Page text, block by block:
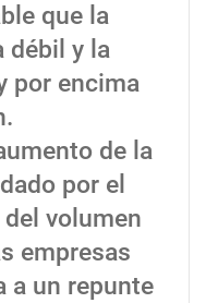
que la
débil y la
por encima
de la
por el
volumen
empresas
a un repunte